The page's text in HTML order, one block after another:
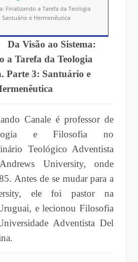
Finalizando a Tarefa da Teologia
e Hermenêutica
ao Sistema:
a Tarefa da Teologia
Parte 3: Santuário e
Canale é professor de
e Filosofia no
Teológico Adventista
University, onde
Antes de se mudar para a
ele foi pastor na
e lecionou Filosofia
Adventista Del